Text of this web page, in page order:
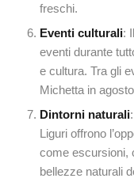
freschi.
Eventi culturali:
eventi durante
e cultura. Tra gli
Michetta in
Dintorni naturali
Liguri offrono
come escursioni,
bellezze naturali